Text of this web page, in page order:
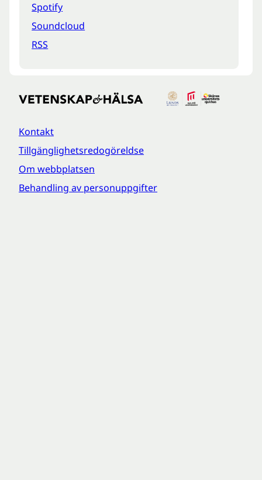
Spotify
Soundcloud
RSS
Kontakt
Tillgänglighetsredogöreldse
Om webbplatsen
Behandling av personuppgifter